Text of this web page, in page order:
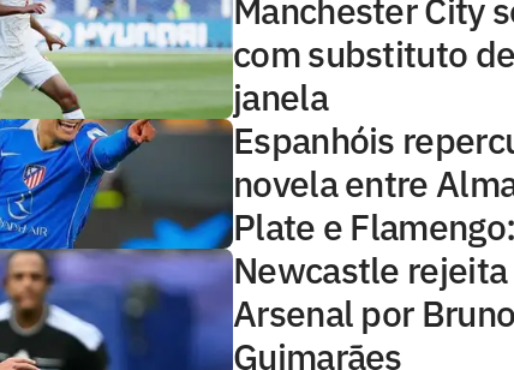
Manchester City
com substituto
janela
Espanhóis
novela entre
Plate e
Newcastle
Arsenal por
Guimarães